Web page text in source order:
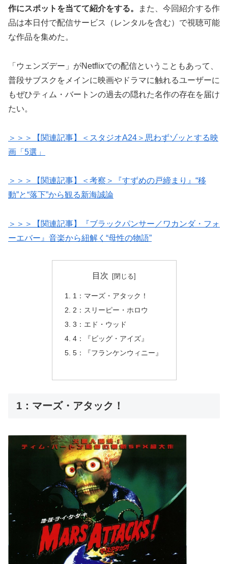
作にスポットを当てて紹介をする。
また、今回紹介する作
品は本日付で配信サービス（レンタルを含む）で視聴可能
な作品を集めた。
「ウェンズデー」がNetflixでの配信ということもあって、
普段サブスクをメインに映画やドラマに触れるユーザーに
もぜひティム・バートンの過去の隠れた名作の存在を届け
たい。
＞＞＞【関連記事】＜スタジオA24＞思わずゾッとする映
画「5選」
＞＞＞【関連記事】＜考察＞『すずめの戸締まり』“移
動”と“落下”から観る新海誠論
＞＞＞【関連記事】『ブラックパンサー／ワカンダ・フォ
ーエバー』音楽から紐解く“母性の物語”
目次
1：マーズ・アタック！
2：スリーピー・ホロウ
3：エド・ウッド
4：『ビッグ・アイズ』
5：『フランケンウィニー』
1：マーズ・アタック！